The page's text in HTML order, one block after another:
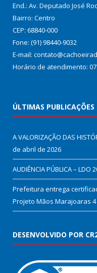
End.: Av. Deputado José
Bairro: Centro
CEP: 68840-000
Fone: (91) 98440-9032
E-mail:
Horário de atendimento:
ÚLTIMAS PUBLICAÇÕES
A VALORIZAÇÃO DAS
de abril de 2026
AUDIÊNCIA PÚBLICA – LDO
Prefeitura entrega
Projeto Mãos Marajoaras
DESENVOLVIDO POR